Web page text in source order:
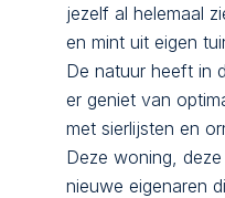
jezelf al helemaal
en mint uit eigen
De natuur heeft in
er geniet van
met sierlijsten en
Deze woning,
nieuwe eigenaren